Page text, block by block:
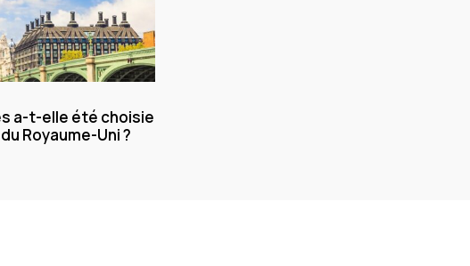
a-t-elle été choisie
Royaume-Uni ?